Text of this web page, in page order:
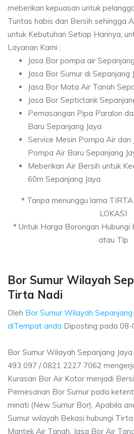
meberikan kepuasan untuk
Tuntas habis dan Bersih sehingga
untuk Kebutuhan Setiap Harinya,
Layanan Kami :
Jasa Bor pompa air
Jasa Bor Sumur di Sepanjang
Jasa Bor Mata Air Tanah
Jasa Bor Septictank
Pemasangan Pipa Paralon
Baru Sepanjang Jaya
Service Mesin Pompa Air dan
Pompa Air Baru Sepanjang
Meberikan Air Bersih untuk
60m Sepanjang Jaya
*Tanpa menunggu lama TIRTA
LOKASI
*Untuk Harga Borongan Hubungi
atau Tlp
Bor Sumur Wilayah
Tirta Nadi
Oleh Bor Sumur Wilayah
diTempat anda Diposting pada 08-
Bor Sumur Wilayah Sepanjang
493 097 / 0821 2227 7062
Kurasan Bor Air Kotor menjadi
Pemesanan Bor Sumur pada
minati (New Sumur Bor), Apabila
Sumur wilayah Bekasi hubungi
Mantek Air Tanah, Jasa Bor Air